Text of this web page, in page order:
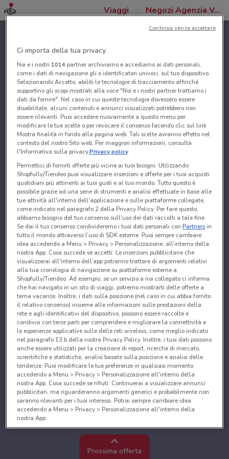
Viaggi Negozi Agenzia VeraStore
Prossima offerta
Ci importa della tua privacy
Noi e i nostri 1014partner archiviamo e accediamo ai dati personali,
come i dati di navigazione gli o identificatori univoci, sul tuo dispositivo.
Selezionando Accetto, abiliti le tecnologie di tracciamento affinché
supportino gli scopi mostrati alla voce "Noi e i nostri partner trattiamo i
dati da fornire". Nel caso in cui queste tecnologie dovessero essere
disabilitate, alcuni contenuti e annunci visualizzati potrebbero non
essere rilevanti. Puoi accedere nuovamente a questo menu per
modificare le tue scelte o per revocare il consenso facendo clic sul link
Mostra finalità in fondo alla pagina web. Tali scelte avranno effetto nel
contesto del nostro Sito web. Per maggiori informazioni, consulta
l'Informativa sulla privacy.Privacy policy
Permettici di fornirti offerte più vicine ai tuoi bisogni: Utilizzando
Shopfully/Tiendeo puoi visualizzare inserzioni e offerte per i tuoi acquisti
quotidiani più attinenti ai tuoi gusti e al tuo mondo. Tutto questo è
possibile grazie ad una serie di strumenti e analisi effettuate in base alle
tue attività all'interno dell'applicazione e sulle piattaforme collegate,
come indicato nel paragrafo 2 della Privacy Policy. Per fare questo,
abbiamo bisogno del tuo consenso sull'uso dei dati raccolti a tale fine.
Se dai il tuo consenso condivideremo i tuoi dati personali conPartnersin
tutto il mondo attraverso l’uso di SDK esterne. Puoi sempre cambiare
idea accedendo a Menu > Privacy > Personalizzazione, all’interno della
nostra App. Cosa succede se accetti: Le inserzioni pubblicitarie che
visualizzerai all'interno dell’app potranno trattare di argomenti relativi
alla tua cronologia di navigazione su piattaforme esterne a
Shopfully/Tiendeo. Ad esempio, se un servizio a noi collegato ci informa
che hai navigato in un sito di viaggi, potremo mostrarti delle offerte a
tema vacanze. Inoltre, i dati sulla posizione (nel caso in cui abbia fornito
il relativo consenso) insieme alle informazioni sulle prestazioni della
rete e agli identificativi del dispositivo, possono essere raccolte e
condivisi con terze parti per comprendere e migliorare la connettività e
le esperienze applicative sulle delle reti wireless, come meglio indicato
nel paragrafo 13.b della nostra Privacy Policy. Inoltre, i tuoi dati possono
anche essere utilizzati per la creazione di report, ricerche di mercato,
scientifiche e statistiche, analisi basate sulla posizione e analisi delle
tendenze. Puoi modificare le tue preferenze in qualsiasi momento
accedendo a Menu > Privacy > Personalizzazione all'interno della
nostra App. Cosa succede se rifiuti: Continuerai a visualizzare annunci
pubblicitari, ma riguarderanno argomenti generici e probabilmente non
saranno rilevanti per i tuoi interessi. Potrai sempre cambiare idea
accedendo a Menu > Privacy > Personalizzazione all'interno della
nostra App.
Noi e i nostri partner trattiamo i dati per fornire:
Utilizzare dati di geolocalizzazione precisi. Scansione attiva delle
caratteristiche del dispositivo ai fini dell’identificazione. Archiviare
Continua senza accettare